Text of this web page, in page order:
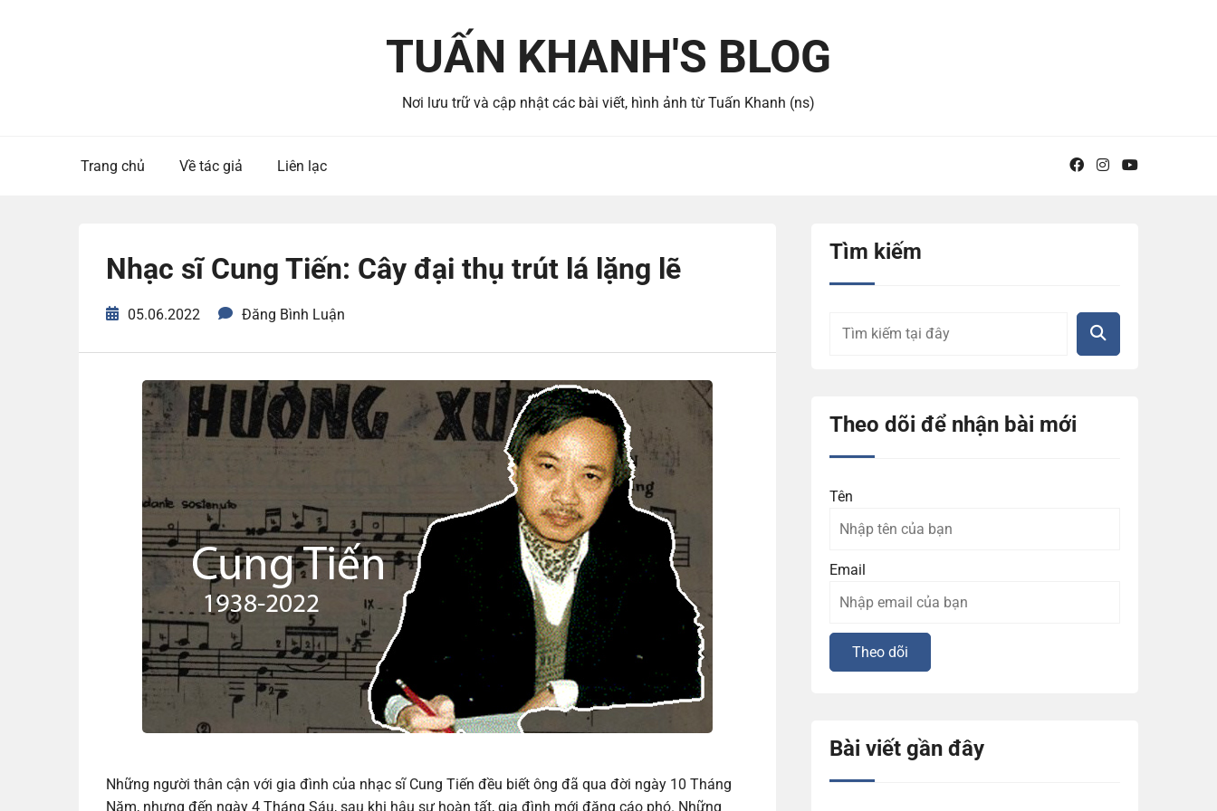
TUẤN KHANH'S BLOG
Nơi lưu trữ và cập nhật các bài viết, hình ảnh từ Tuấn Khanh (ns)
Trang chủ Về tác giả Liên lạc
Nhạc sĩ Cung Tiến: Cây đại thụ trút lá lặng lẽ
05.06.2022 Đăng Bình Luận
Những người thân cận với gia đình của nhạc sĩ Cung Tiến đều biết ông đã qua đời ngày 10 Tháng
Năm, nhưng đến ngày 4 Tháng Sáu, sau khi hậu sự hoàn tất, gia đình mới đăng cáo phó. Những
Tìm kiếm
Theo dõi để nhận bài mới
Tên
Email
Bài viết gần đây